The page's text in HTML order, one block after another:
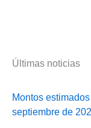
Últimas noticias
Montos
septiembre de